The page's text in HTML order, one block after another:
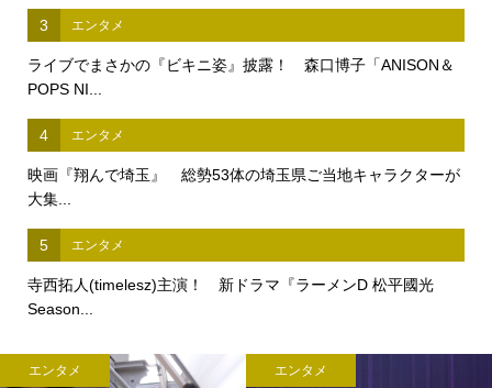
3 エンタメ
ライブでまさかの『ビキニ姿』披露！ 森口博子「ANISON＆
POPS NI...
4 エンタメ
映画『翔んで埼玉』 総勢53体の埼玉県ご当地キャラクターが
大集...
5 エンタメ
寺西拓人(timelesz)主演！ 新ドラマ『ラーメンD 松平國光
Season...
エンタメ エンタメ